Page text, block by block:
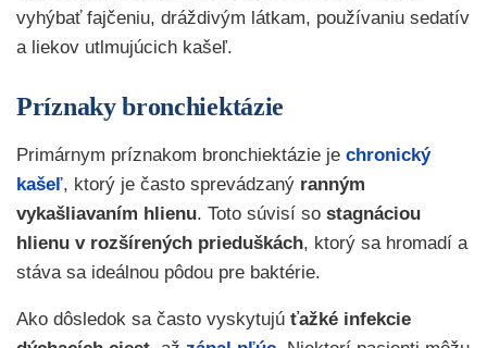
vyhýbať fajčeniu, dráždivým látkam, používaniu sedatív
a liekov utlmujúcich kašeľ.
Príznaky bronchiektázie
Primárnym príznakom bronchiektázie je chronický
kašeľ, ktorý je často sprevádzaný ranným
vykašliavaním hlienu. Toto súvisí so stagnáciou
hlienu v rozšírených prieduškách, ktorý sa hromadí a
stáva sa ideálnou pôdou pre baktérie.
Ako dôsledok sa často vyskytujú ťažké infekcie